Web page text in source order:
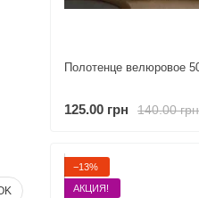
Полотенце велюровое
140.00 грн
125.00 грн
−13%
АКЦИЯ!